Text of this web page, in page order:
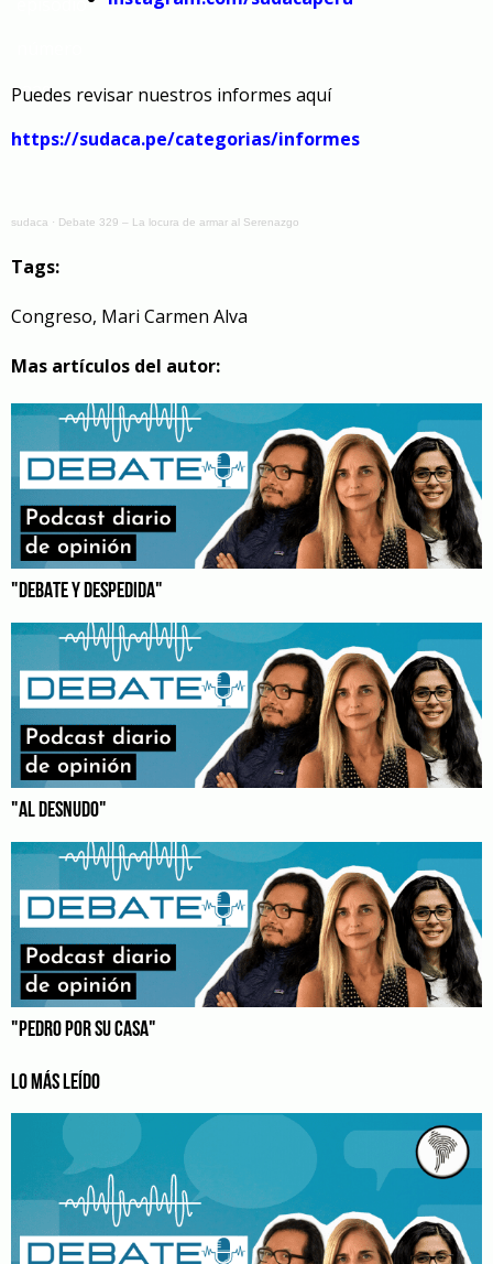
329.
Puedes revisar nuestros informes aquí
https://sudaca.pe/categorias/informes
sudaca · Debate 329 – La locura de armar al Serenazgo
Tags:
Congreso, Mari Carmen Alva
Mas artículos del autor:
"DEBATE Y DESPEDIDA"
"AL DESNUDO"
"PEDRO POR SU CASA"
LO MÁS LEÍDO